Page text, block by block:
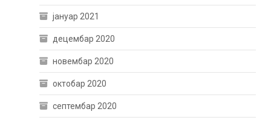
јануар 2021
децембар 2020
новембар 2020
октобар 2020
септембар 2020